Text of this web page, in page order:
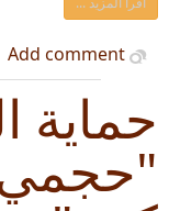
Add comment
حماية